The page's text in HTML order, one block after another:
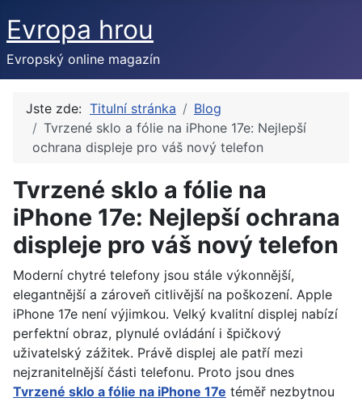
Evropa hrou
Evropský online magazín
Jste zde: Titulní stránka
Blog
Tvrzené sklo a fólie na iPhone 17e: Nejlepší
ochrana displeje pro váš nový telefon
Tvrzené sklo a fólie na
iPhone 17e: Nejlepší ochrana
displeje pro váš nový telefon
Moderní chytré telefony jsou stále výkonnější,
elegantnější a zároveň citlivější na poškození. Apple
iPhone 17e není výjimkou. Velký kvalitní displej nabízí
perfektní obraz, plynulé ovládání i špičkový
uživatelský zážitek. Právě displej ale patří mezi
nejzranitelnější části telefonu. Proto jsou dnes
Tvrzené sklo a fólie na iPhone 17e téměř nezbytnou